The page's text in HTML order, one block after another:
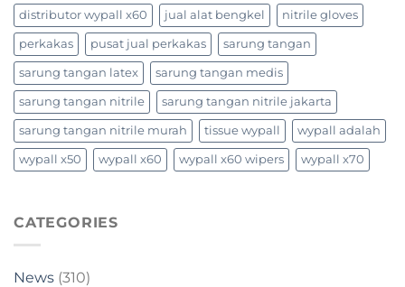
distributor wypall x60 jual alat bengkel nitrile gloves
perkakas pusat jual perkakas sarung tangan
sarung tangan latex sarung tangan medis
sarung tangan nitrile sarung tangan nitrile jakarta
sarung tangan nitrile murah tissue wypall wypall adalah
wypall x50 wypall x60 wypall x60 wipers wypall x70
CATEGORIES
News (310)